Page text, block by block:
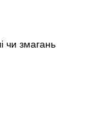
чи змагань